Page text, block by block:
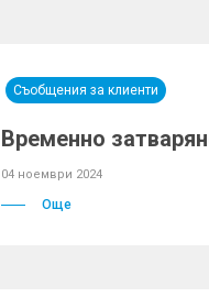
Съобщения за клиенти
Временно
04 ноември 2024
Още